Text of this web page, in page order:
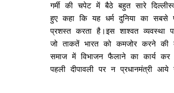
गर्मी की चपेट में बैठे बहुत सारे
हुए कहा कि यह धर्म दुनिया का सबसे
प्रशस्त करता है।इस शाश्वत
जो ताकतें भारत को कमजोर करने
समाज में विभाजन फैलाने का कार्य
पहली दीपावली पर न प्रधानमंत्री